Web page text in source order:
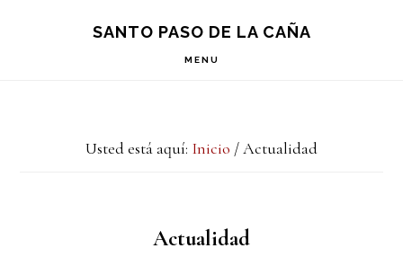
SANTO PASO DE LA CAÑA
MENU
Usted está aquí: Inicio /Actualidad
Actualidad